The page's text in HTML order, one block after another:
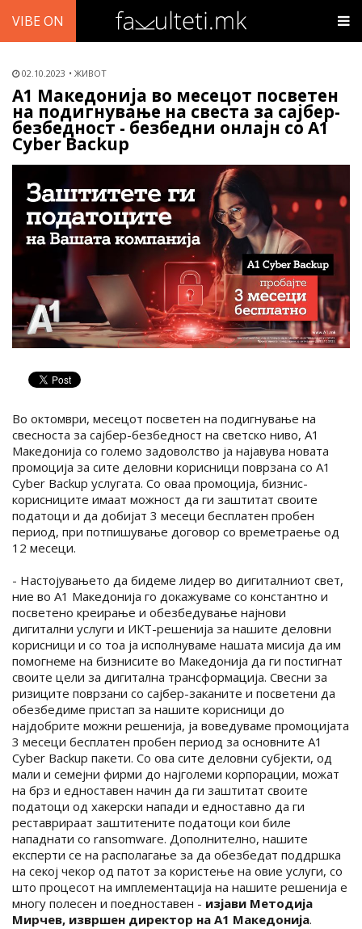
VIBE ON
02.10.2023 ЖИВОТ
А1 Македонија во месецот посветен
на подигнување на свеста за сајбер-
безбедност - безбедни онлајн со A1
Cyber Backup
Во октомври, месецот посветен на подигнување на
свесноста за сајбер-безбедност на светско ниво, А1
Македонија со големо задоволство ја најавува новата
промоција за сите деловни корисници поврзана со A1
Cyber Backup услугата. Со оваа промоција, бизнис-
корисниците имаат можност да ги заштитат своите
податоци и да добијат 3 месеци бесплатен пробен
период, при потпишување договор со времетраење од
12 месеци.
- Настојувањето да бидеме лидер во дигиталниот свет,
ние во А1 Македонија го докажуваме со константно и
посветено креирање и обезбедување најнови
дигитални услуги и ИКТ-решенија за нашите деловни
корисници и со тоа ја исполнуваме нашата мисија да им
помогнеме на бизнисите во Македонија да ги постигнат
своите цели за дигитална трансформација. Свесни за
ризиците поврзани со сајбер-заканите и посветени да
обезбедиме пристап за нашите корисници до
најдобрите можни решенија, ја воведуваме промоцијата
3 месеци бесплатен пробен период за основните A1
Cyber Backup пакети. Со ова сите деловни субјекти, од
мали и семејни фирми до најголеми корпорации, можат
на брз и едноставен начин да ги заштитат своите
податоци од хакерски напади и едноставно да ги
реставрираат заштитените податоци кои биле
нападнати со ransomware. Дополнително, нашите
експерти се на располагање за да обезбедат поддршка
на секој чекор од патот за користење на овие услуги, со
што процесот на имплементација на нашите решенија е
многу полесен и поедноставен - изјави Методија
Мирчев, извршен директор на А1 Македонија.